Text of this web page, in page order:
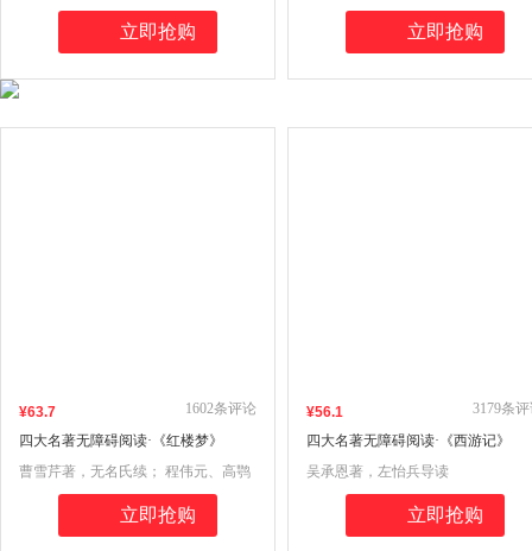
立即抢购
鲁伯/图
立即抢购
¥63.7
四大名著无障碍阅读·《红楼梦》
1602条评论
曹雪芹著，无名氏续； 程伟元、高鹗
整理； 俞平伯校，启功注； 孙大海导
立即抢购
¥56.1
四大名著无障碍阅读·《西游记》
3179条
吴承恩著，左怡兵导读
立即抢购